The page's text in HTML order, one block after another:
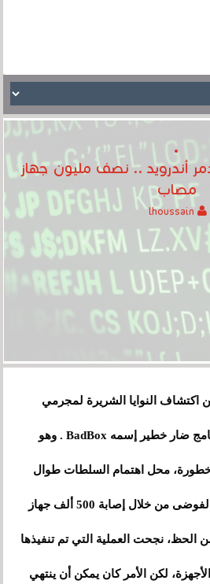
أندرويد .. نصف مليون جهاز
مصاب
اكتشاف النوايا الشريرة لمجرمي
الإنترنت بعد أن أطلقوا برنامج ضار خطير إسمه BadBox . وهو
خطورة، محل اهتمام السلطات طوال
تاريخه، والآن عاد ليسبب الفوضى من خلال إصابة 500 ألف جهاز
الحظ، نجحت العملية التي تم تنفيذها
لكن الأمر كان يمكن أن ينتهي